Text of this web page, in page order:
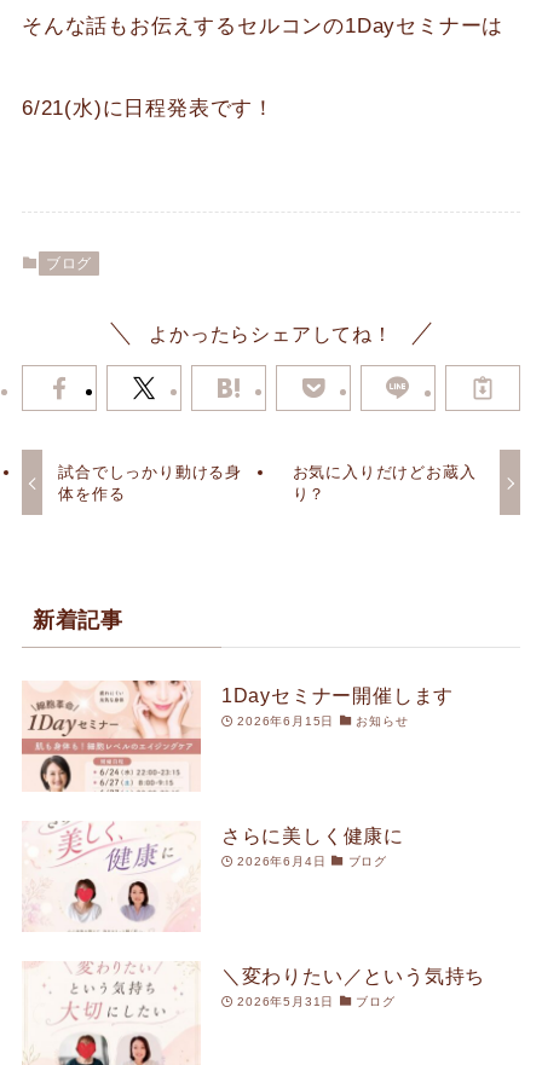
そんな話もお伝えするセルコンの1Dayセミナーは
6/21(水)に日程発表です！
ブログ
よかったらシェアしてね！
試合でしっかり動ける身
体を作る
お気に入りだけどお蔵入
り？
新着記事
1Dayセミナー開催します
2026年6月15日 お知らせ
さらに美しく健康に
2026年6月4日 ブログ
＼変わりたい／という気持ち
2026年5月31日 ブログ